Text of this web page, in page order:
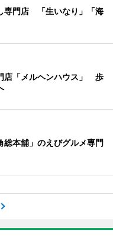
専門店 「生いなり」「海
店「メルヘンハウス」 歩
総本舖」のえびグルメ専門